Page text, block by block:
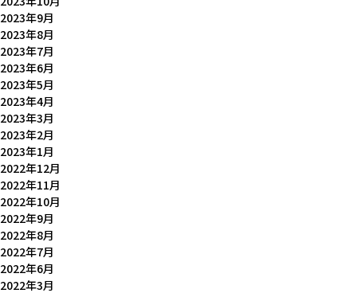
2023年9月
2023年8月
2023年7月
2023年6月
2023年5月
2023年4月
2023年3月
2023年2月
2023年1月
2022年12月
2022年11月
2022年10月
2022年9月
2022年8月
2022年7月
2022年6月
2022年3月